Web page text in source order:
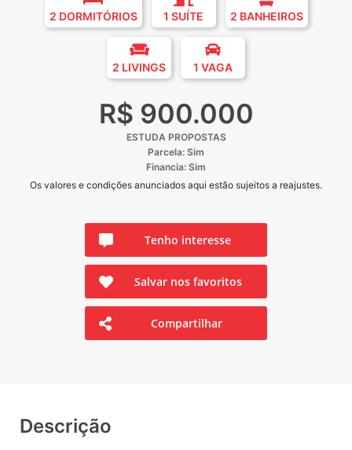
2 DORMITÓRIOS 1 SUÍTE 2 BANHEIROS
2 LIVINGS 1 VAGA
R$ 900.000
ESTUDA PROPOSTAS
Parcela: Sim
Financia: Sim
Os valores e condições anunciados aqui estão sujeitos a reajustes.
Tenho interesse
Salvar nos favoritos
Compartilhar
Descrição